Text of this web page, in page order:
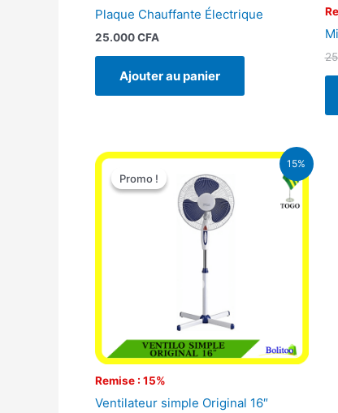
Plaque Chauffante Électrique
25.000CFA
Ajouter au panier
15%
Promo !
Remise : 15%
Promo !
Ventilateur simple Original 16″
Le
initial
était :
10.000 CFA.
Le
actuel
est :
8.500 CFA.